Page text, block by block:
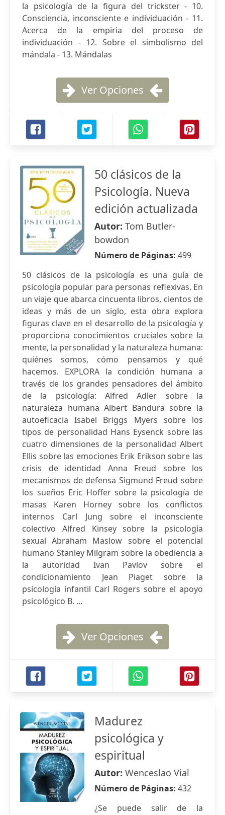
la psicología de la figura del trickster - 10.
Consciencia, inconsciente e individuación - 11.
Acerca de la empiria del proceso de
individuación - 12. Sobre el simbolismo del
mándala - 13. Mándalas
Ver Opciones
50 clásicos de la
Psicología. Nueva
edición actualizada
Autor: Tom Butler-
bowdon
Número de Páginas: 499
50 clásicos de la psicología es una guía de
psicología popular para personas reflexivas. En
un viaje que abarca cincuenta libros, cientos de
ideas y más de un siglo, esta obra explora
figuras clave en el desarrollo de la psicología y
proporciona conocimientos cruciales sobre la
mente, la personalidad y la naturaleza humana:
quiénes somos, cómo pensamos y qué
hacemos. EXPLORA la condición humana a
través de los grandes pensadores del ámbito
de la psicología: Alfred Adler sobre la
naturaleza humana Albert Bandura sobre la
autoeficacia Isabel Briggs Myers sobre los
tipos de personalidad Hans Eysenck sobre las
cuatro dimensiones de la personalidad Albert
Ellis sobre las emociones Erik Erikson sobre las
crisis de identidad Anna Freud sobre los
mecanismos de defensa Sigmund Freud sobre
los sueños Eric Hoffer sobre la psicología de
masas Karen Horney sobre los conflictos
internos Carl Jung sobre el inconsciente
colectivo Alfred Kinsey sobre la psicología
sexual Abraham Maslow sobre el potencial
humano Stanley Milgram sobre la obediencia a
la autoridad Ivan Pavlov sobre el
condicionamiento Jean Piaget sobre la
psicología infantil Carl Rogers sobre el apoyo
psicológico B. ...
Ver Opciones
Madurez
psicológica y
espiritual
Autor: Wenceslao Vial
Número de Páginas: 432
¿Se puede salir de la